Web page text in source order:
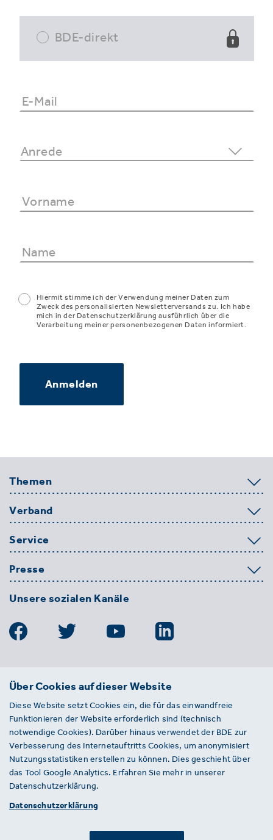
BDE-direkt
Hiermit stimme ich der Verwendung meiner Daten zum
Zweck des personalisierten Newsletterversands zu. Ich habe
mich in der Datenschutzerklärung ausführlich über die
Verarbeitung meiner personenbezogenen Daten informiert.
Anmelden
Themen
Verband
Service
Presse
Unsere sozialen Kanäle
BDE
Entsorgungs-, Wasser- und
Kreislaufwirtschaft e. V.
Von-der-Heydt-Straße 2
D 10785 Berlin
Sie haben einen Fehler auf unserer Website
gefunden? Ihnen ist ein defekter Link
aufgefallen? Wir freuen uns über Ihren
Über Cookies auf dieser Website
Diese Website setzt Cookies ein, die für das einwandfreie
Funktionieren der Website erforderlich sind (technisch
notwendige Cookies). Darüber hinaus verwendet der BDE zur
Verbesserung des Internetauftritts Cookies, um anonymisiert
Nutzungsstatistiken erstellen zu können. Dies geschieht über
das Tool Google Analytics. Erfahren Sie mehr in unserer
Datenschutzerklärung.
Datenschutzerklärung